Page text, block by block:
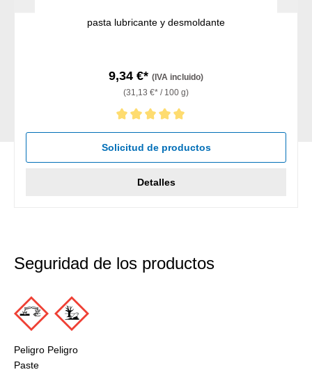
pasta lubricante y desmoldante
9,34 €* (IVA incluido)
(31,13 €* / 100 g)
Calificación promedio de 5 de 5 estrellas
Solicitud de productos
Detalles
Seguridad de los productos
Peligro Peligro
Paste